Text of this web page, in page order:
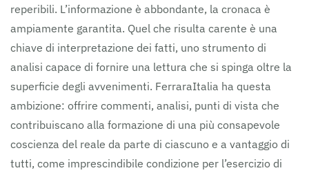
reperibili. L’informazione è abbondante, la cronaca è
ampiamente garantita. Quel che risulta carente è una
chiave di interpretazione dei fatti, uno strumento di
analisi capace di fornire una lettura che si spinga oltre la
superficie degli avvenimenti. FerraraItalia ha questa
ambizione: offrire commenti, analisi, punti di vista che
contribuiscano alla formazione di una più consapevole
coscienza del reale da parte di ciascuno e a vantaggio di
tutti, come imprescindibile condizione per l’esercizio di